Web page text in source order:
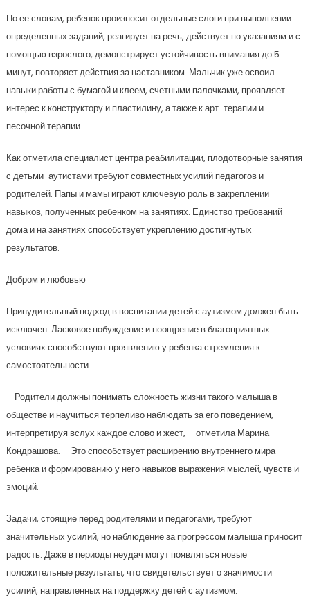
По ее словам, ребенок произносит отдельные слоги при выполнении
определенных заданий, реагирует на речь, действует по указаниям и с
помощью взрослого, демонстрирует устойчивость внимания до 5
минут, повторяет действия за наставником. Мальчик уже освоил
навыки работы с бумагой и клеем, счетными палочками, проявляет
интерес к конструктору и пластилину, а также к арт-терапии и
песочной терапии.
Как отметила специалист центра реабилитации, плодотворные занятия
с детьми-аутистами требуют совместных усилий педагогов и
родителей. Папы и мамы играют ключевую роль в закреплении
навыков, полученных ребенком на занятиях. Единство требований
дома и на занятиях способствует укреплению достигнутых
результатов.
Добром и любовью
Принудительный подход в воспитании детей с аутизмом должен быть
исключен. Ласковое побуждение и поощрение в благоприятных
условиях способствуют проявлению у ребенка стремления к
самостоятельности.
– Родители должны понимать сложность жизни такого малыша в
обществе и научиться терпеливо наблюдать за его поведением,
интерпретируя вслух каждое слово и жест, – отметила Марина
Кондрашова. – Это способствует расширению внутреннего мира
ребенка и формированию у него навыков выражения мыслей, чувств и
эмоций.
Задачи, стоящие перед родителями и педагогами, требуют
значительных усилий, но наблюдение за прогрессом малыша приносит
радость. Даже в периоды неудач могут появляться новые
положительные результаты, что свидетельствует о значимости
усилий, направленных на поддержку детей с аутизмом.